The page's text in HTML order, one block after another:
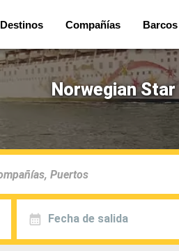
Destinos Compañías Barcos
Norwegian
Fecha de salida